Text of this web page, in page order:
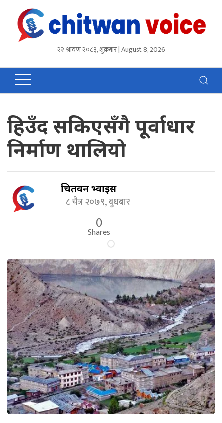
२२ श्रावण २०८३, शुक्रबार | August 8, 2026
हिउँद सकिएसँगै पूर्वाधार
निर्माण थालियो
चितवन भ्वाईस
८ चैत्र २०७९, बुधबार
0
Shares